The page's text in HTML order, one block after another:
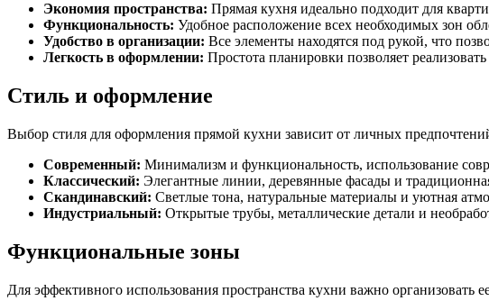
Экономия пространства: Прямая кухня идеально подходит для
Функциональность: Удобное расположение всех необходимых зон
Удобство в организации: Все элементы находятся под рукой, что
Легкость в оформлении: Простота планировки позволяет
Стиль и оформление
Выбор стиля для оформления прямой кухни зависит от личных
Современный: Минимализм и функциональность, использование
Классический: Элегантные линии, деревянные фасады и
Скандинавский: Светлые тона, натуральные материалы и уютная
Индустриальный: Открытые трубы, металлические детали и
Функциональные зоны
Для эффективного использования пространства кухни важно организовать